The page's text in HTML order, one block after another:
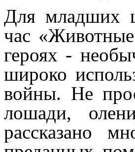
Для младших
час
героях -
широко
войны. Не
лошади,
рассказано